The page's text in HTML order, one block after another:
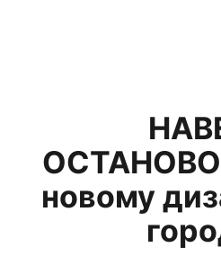
новому